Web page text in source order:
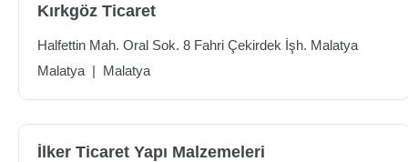
Kırkgöz Ticaret
Halfettin Mah. Oral Sok. 8 Fahri Çekirdek İşh. Malatya
Malatya | Malatya
İlker Ticaret Yapı Malzemeleri